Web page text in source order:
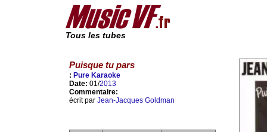
Tous les tubes
Puisque tu pars
: Pure Karaoke
Date: 01/2013
Commentaire:
écrit par Jean-Jacques Goldman